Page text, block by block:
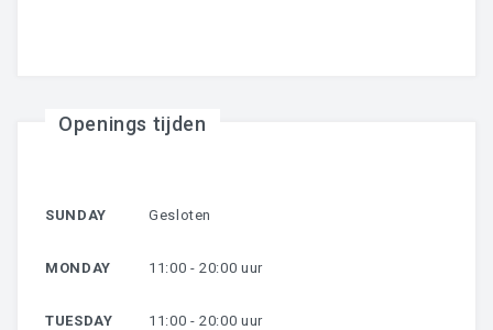
BEAUTY
Openings tijden
SUNDAY Gesloten
MONDAY 11:00 - 20:00 uur
TUESDAY 11:00 - 20:00 uur